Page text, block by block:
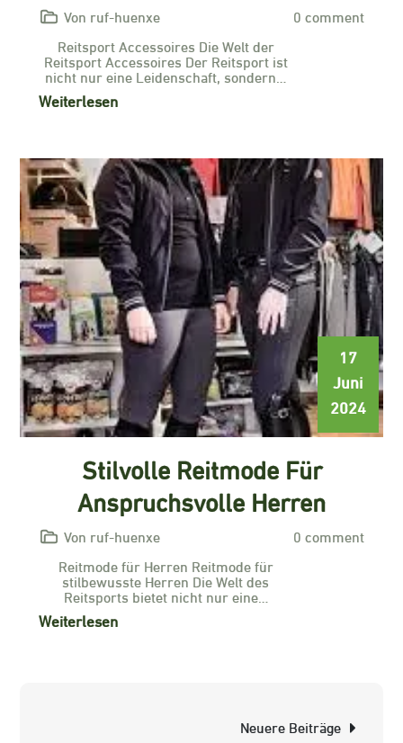
Von ruf-huenxe
0 comment
Reitsport Accessoires Die Welt der
Reitsport Accessoires Der Reitsport ist
nicht nur eine Leidenschaft, sondern…
Weiterlesen
17
Juni
2024
Stilvolle Reitmode Für
Anspruchsvolle Herren
Von ruf-huenxe
0 comment
Reitmode für Herren Reitmode für
stilbewusste Herren Die Welt des
Reitsports bietet nicht nur eine…
Weiterlesen
Neuere Beiträge